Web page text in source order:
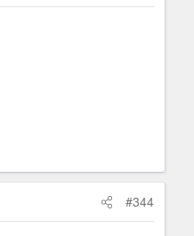
#344